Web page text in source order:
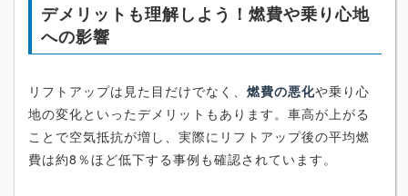
デメリットも理解しよう！燃費や乗り心地
への影響
リフトアップは見た目だけでなく、 燃費の悪化や乗り心
地の変化といったデメリットもあります。車高が上がる
ことで空気抵抗が増し、実際にリフトアップ後の平均燃
費は約8％ほど低下する事例も確認されています。